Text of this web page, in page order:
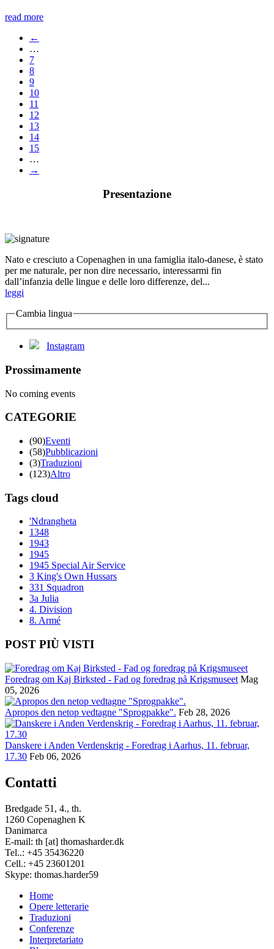
read more
←
…
7
8
9
10
11
12
13
14
15
…
→
Presentazione
Nato e cresciuto a Copenaghen in una famiglia italo-danese, è stato
per me naturale, per non dire necessario, interessarmi fin
dall’infanzia delle lingue e delle loro differenze, del...
leggi
Cambia lingua
Instagram
Prossimamente
No coming events
CATEGORIE
(90)Eventi
(58)Pubblicazioni
(3)Traduzioni
(123)Altro
Tags cloud
'Ndrangheta
1348
1943
1945
1945 Special Air Service
3 King's Own Hussars
331 Squadron
3a Julia
4. Division
8. Armé
POST PIÙ VISTI
Foredrag om Kaj Birksted - Fad og foredrag på Krigsmuseet Mag
05, 2026
Apropos den netop vedtagne "Sprogpakke". Feb 28, 2026
Danskere i Anden Verdenskrig - Foredrag i Aarhus, 11. februar,
17.30 Feb 06, 2026
Contatti
Bredgade 51, 4., th.
1260 Copenaghen K
Danimarca
E-mail: th [at] thomasharder.dk
Tel..: +45 35436220
Cell.: +45 23601201
Skype: thomas.harder59
Footer
menu
Home
Opere letterarie
Traduzioni
Conferenze
Interpretariato